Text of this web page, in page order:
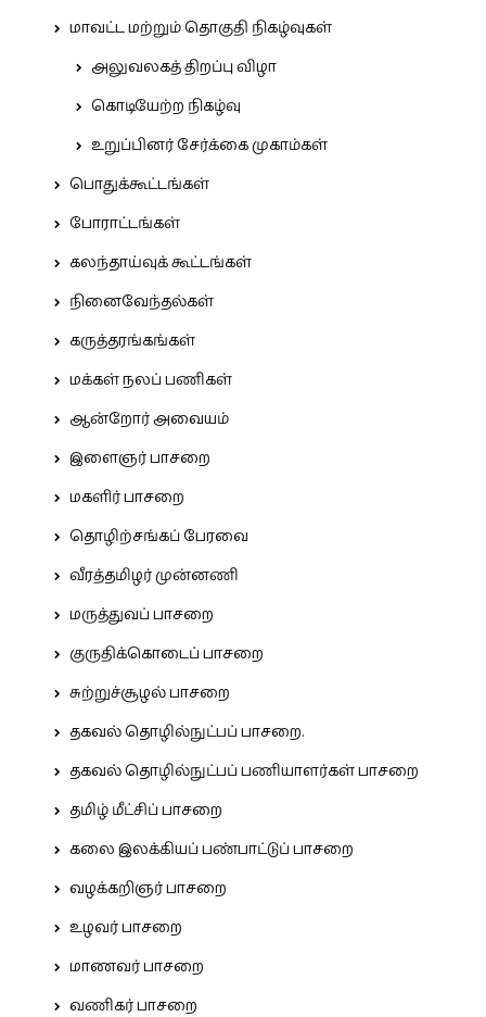
மாவட்ட மற்றும் தொகுதி நிகழ்வுகள்
அலுவலகத் திறப்பு விழா
கொடியேற்ற நிகழ்வு
உறுப்பினர் சேர்க்கை முகாம்கள்
பொதுக்கூட்டங்கள்
போராட்டங்கள்
கலந்தாய்வுக் கூட்டங்கள்
நினைவேந்தல்கள்
கருத்தரங்கங்கள்
மக்கள் நலப் பணிகள்
ஆன்றோர் அவையம்
இளைஞர் பாசறை
மகளிர் பாசறை
தொழிற்சங்கப் பேரவை
வீரத்தமிழர் முன்னணி
மருத்துவப் பாசறை
குருதிக்கொடைப் பாசறை
சுற்றுச்சூழல் பாசறை
தகவல் தொழில்நுட்பப் பாசறை.
தகவல் தொழில்நுட்பப் பணியாளர்கள் பாசறை
தமிழ் மீட்சிப் பாசறை
கலை இலக்கியப் பண்பாட்டுப் பாசறை
வழக்கறிஞர் பாசறை
உழவர் பாசறை
மாணவர் பாசறை
வணிகர் பாசறை